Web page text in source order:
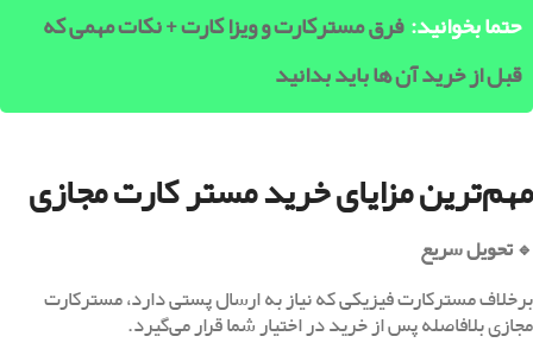
حتما بخوانید:فرق مسترکارت و ویزا کارت + نکات مهمی که
قبل از خرید آن ها باید بدانید
مهم‌ترین مزایای خرید مستر کارت مجازی
🔹تحویل سریع
برخلاف مسترکارت فیزیکی که نیاز به ارسال پستی دارد، مسترکارت
مجازی بلافاصله پس از خرید در اختیار شما قرار می‌گیرد.